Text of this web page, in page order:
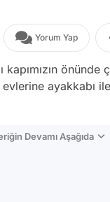
Yorum Yap
kapımızın önünde
evlerine ayakkabı
Devamı Aşağıda